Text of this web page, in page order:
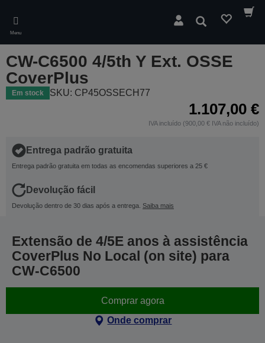
main
content
Menu
Pesquisar
CW-C6500 4/5th Y Ext. OSSE
CoverPlus
Em stock SKU: CP45OSSECH77
1.107,00 €
IVA incluído (900,00 € IVA não incluído)
Entrega padrão gratuita
Entrega padrão gratuita em todas as encomendas superiores a 25 €
Devolução fácil
Devolução dentro de 30 dias após a entrega. Saiba mais
Extensão de 4/5E anos à assistência
CoverPlus No Local (on site) para
CW-C6500
Comprar agora
Onde comprar